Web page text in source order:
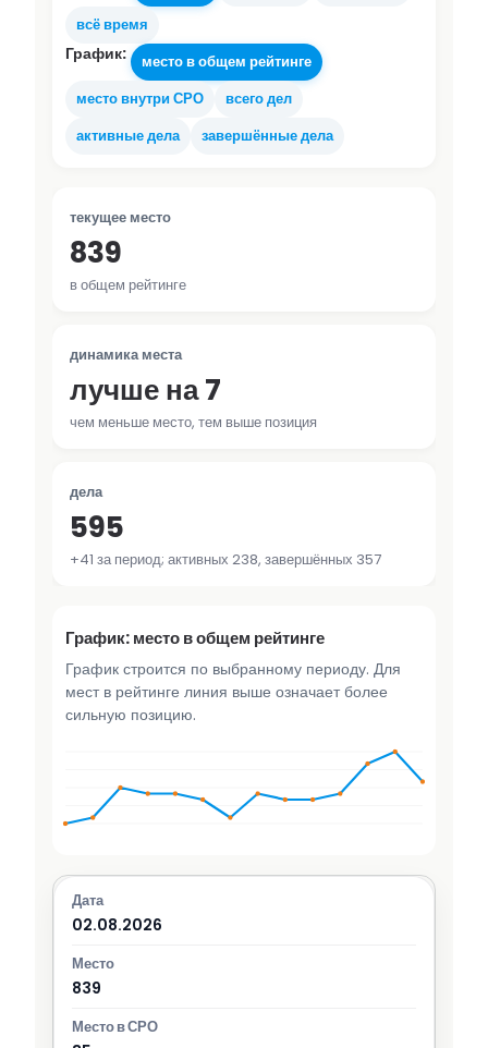
всё время
График:
место в общем рейтинге
место внутри СРО
всего дел
активные дела
завершённые дела
текущее место
839
в общем рейтинге
динамика места
лучше на 7
чем меньше место, тем выше позиция
дела
595
+41 за период; активных 238, завершённых 357
График: место в общем рейтинге
График строится по выбранному периоду. Для
мест в рейтинге линия выше означает более
сильную позицию.
02.08.2026
839